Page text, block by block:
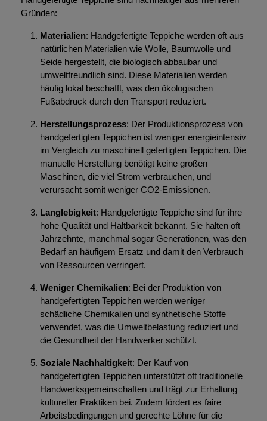
Gründen:
Materialien: Handgefertigte Teppiche werden oft aus
natürlichen Materialien wie Wolle, Baumwolle und
Seide hergestellt, die biologisch abbaubar und
umweltfreundlich sind. Diese Materialien werden
häufig lokal beschafft, was den ökologischen
Fußabdruck durch den Transport reduziert.
Herstellungsprozess: Der Produktionsprozess von
handgefertigten Teppichen ist weniger energieintensiv
im Vergleich zu maschinell gefertigten Teppichen. Die
manuelle Herstellung benötigt keine großen
Maschinen, die viel Strom verbrauchen, und
verursacht somit weniger CO2-Emissionen.
Langlebigkeit: Handgefertigte Teppiche sind für ihre
hohe Qualität und Haltbarkeit bekannt. Sie halten oft
Jahrzehnte, manchmal sogar Generationen, was den
Bedarf an häufigem Ersatz und damit den Verbrauch
von Ressourcen verringert.
Weniger Chemikalien: Bei der Produktion von
handgefertigten Teppichen werden weniger
schädliche Chemikalien und synthetische Stoffe
verwendet, was die Umweltbelastung reduziert und
die Gesundheit der Handwerker schützt.
Soziale Nachhaltigkeit: Der Kauf von
handgefertigten Teppichen unterstützt oft traditionelle
Handwerksgemeinschaften und trägt zur Erhaltung
kultureller Praktiken bei. Zudem fördert es faire
Arbeitsbedingungen und gerechte Löhne für die